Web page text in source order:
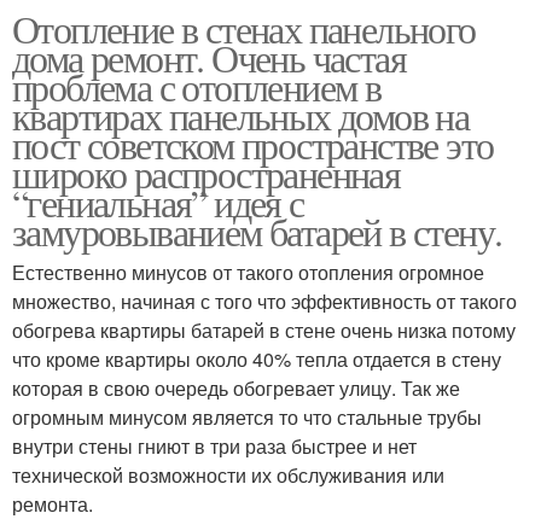
Отопление в стенах панельного
дома ремонт. Очень частая
проблема с отоплением в
квартирах панельных домов на
пост советском пространстве это
широко распространенная
“гениальная” идея с
замуровыванием батарей в стену.
Естественно минусов от такого отопления огромное
множество, начиная с того что эффективность от такого
обогрева квартиры батарей в стене очень низка потому
что кроме квартиры около 40% тепла отдается в стену
которая в свою очередь обогревает улицу. Так же
огромным минусом является то что стальные трубы
внутри стены гниют в три раза быстрее и нет
технической возможности их обслуживания или
ремонта.